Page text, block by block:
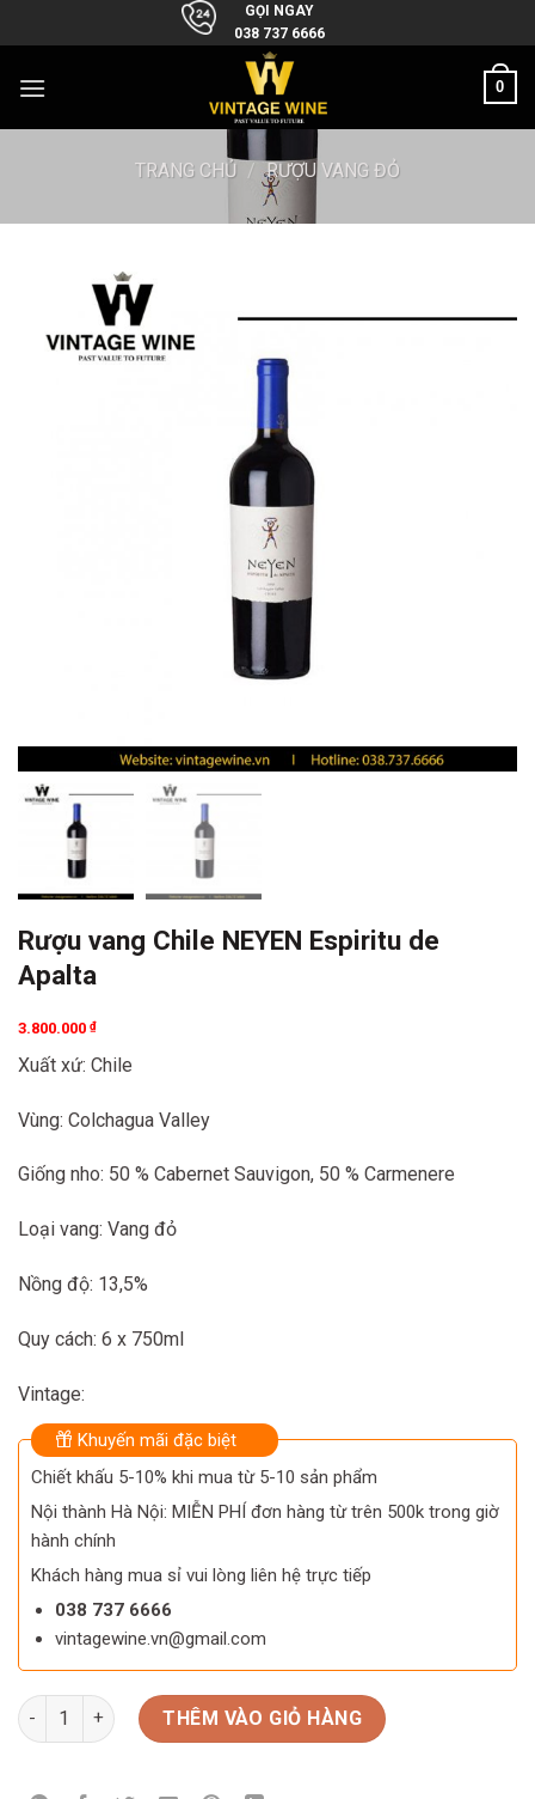
to
GỌI NGAY
038 737 6666
0
TRANG CHỦ / RƯỢU VANG ĐỎ
Rượu vang Chile NEYEN Espiritu de
Apalta
3.800.000 ₫
Xuất xứ: Chile
Vùng: Colchagua Valley
Giống nho: 50 % Cabernet Sauvigon, 50 % Carmenere
Loại vang: Vang đỏ
Nồng độ: 13,5%
Quy cách: 6 x 750ml
Vintage:
Khuyến mãi đặc biệt
Chiết khấu 5-10% khi mua từ 5-10 sản phẩm
Nội thành Hà Nội: MIỄN PHÍ đơn hàng từ trên 500k trong giờ
hành chính
Khách hàng mua sỉ vui lòng liên hệ trực tiếp
038 737 6666
vintagewine.vn@gmail.com
Rượu vang Chile NEYEN Espiritu de Apalta số lượng
THÊM VÀO GIỎ HÀNG